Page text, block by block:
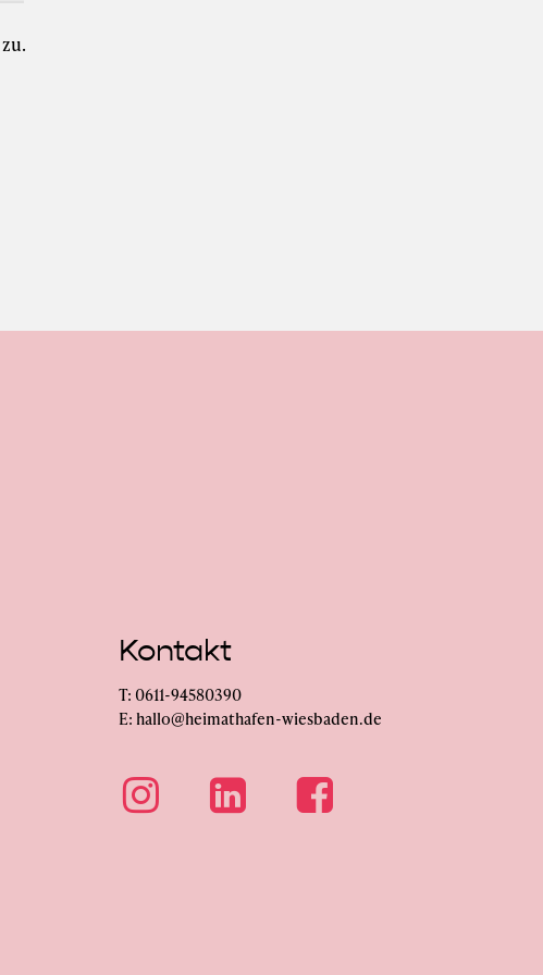
zu.
Kontakt
T: 0611-94580390
E: hallo@heimathafen-wiesbaden.de